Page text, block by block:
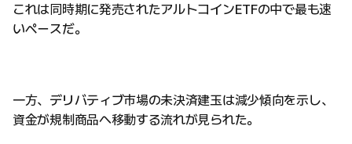
これは同時期に発売されたアルトコインETFの中で最も速
いペースだ。
一方、デリバティブ市場の未決済建玉は減少傾向を示し、
資金が規制商品へ移動する流れが見られた。